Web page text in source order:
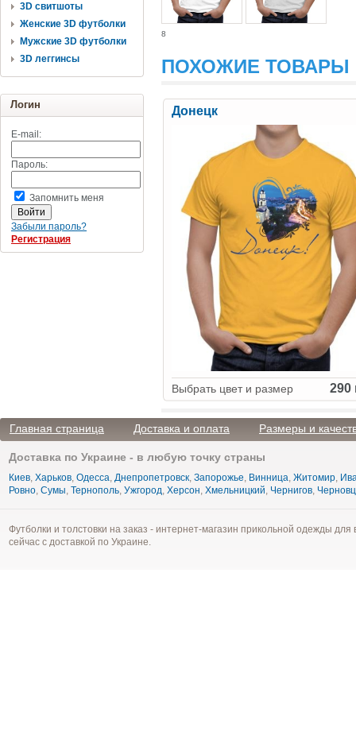
3D свитшоты
Женские 3D футболки
Мужские 3D футболки
3D леггинсы
Логин
E-mail:
Пароль:
Запомнить меня
Забыли пароль?
Регистрация
8
ПОХОЖИЕ ТОВАРЫ
Донецк
Выбрать цвет и размер 290
Главная страница Доставка и оплата Размеры и
Доставка по Украине - в любую точку страны
Киев Харьков Одесса Днепропетровск Запорожье Винница Житомир
Ровно Сумы Тернополь Ужгород Херсон Хмельницкий Чернигов
Футболки и толстовки на заказ - интернет-магазин прикольной одежды
сейчас с доставкой по Украине.